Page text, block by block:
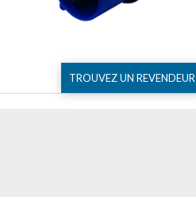
TROUVEZ UN REVENDEUR